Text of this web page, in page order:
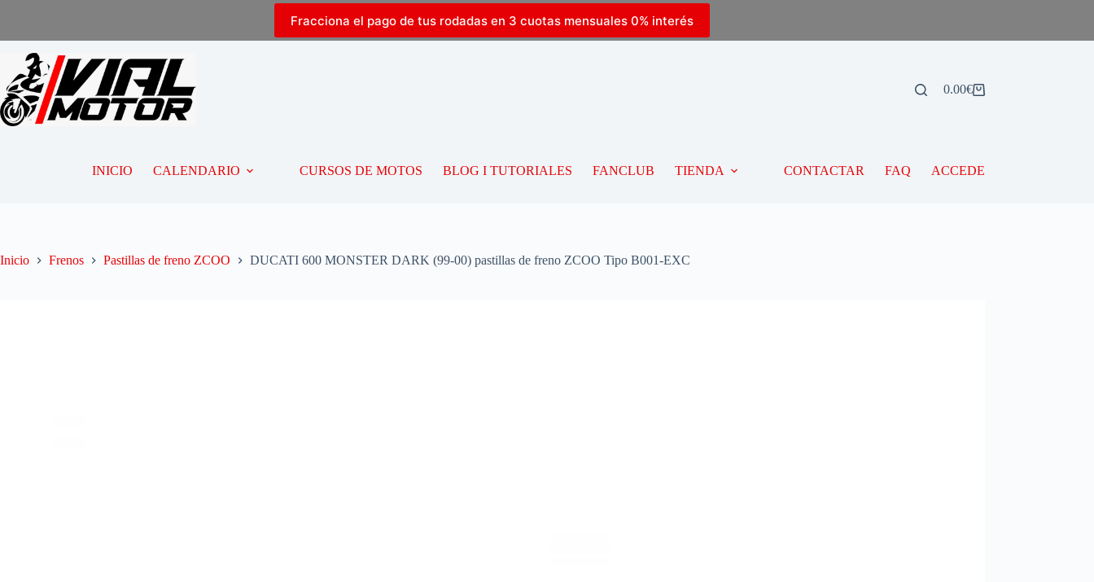
Fracciona el pago de tus rodadas en 3 cuotas mensuales 0% interés
0.00€
INICIO CALENDARIO CURSOS DE MOTOS BLOG I TUTORIALES FANCLUB TIENDA CONTACTAR FAQ ACCEDE
Inicio Frenos Pastillas de freno ZCOO DUCATI 600 MONSTER DARK (99-00) pastillas de freno ZCOO Tipo B001-EXC